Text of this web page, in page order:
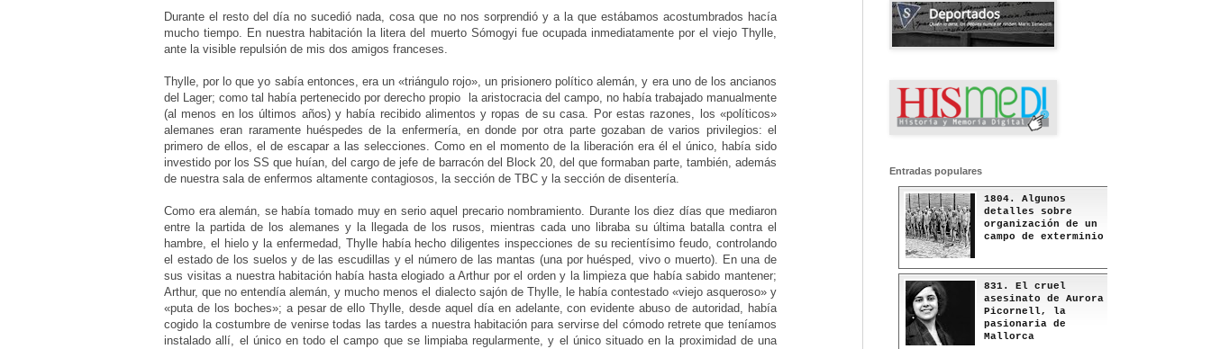
Durante el resto del día no sucedió nada, cosa que no nos sorprendió y a la que estábamos acostumbrados hacía
mucho tiempo. En nuestra habitación la litera del muerto Sómogyi fue ocupada inmediatamente por el viejo Thylle,
ante la visible repulsión de mis dos amigos franceses.
Thylle, por lo que yo sabía entonces, era un «triángulo rojo», un prisionero político alemán, y era uno de los ancianos
del Lager; como tal había pertenecido por derecho propio la aristocracia del campo, no había trabajado manualmente
(al menos en los últimos años) y había recibido alimentos y ropas de su casa. Por estas razones, los «políticos»
alemanes eran raramente huéspedes de la enfermería, en donde por otra parte gozaban de varios privilegios: el
primero de ellos, el de escapar a las selecciones. Como en el momento de la liberación era él el único, había sido
investido por los SS que huían, del cargo de jefe de barracón del Block 20, del que formaban parte, también, además
de nuestra sala de enfermos altamente contagiosos, la sección de TBC y la sección de disentería.
Como era alemán, se había tomado muy en serio aquel precario nombramiento. Durante los diez días que mediaron
entre la partida de los alemanes y la llegada de los rusos, mientras cada uno libraba su última batalla contra el
hambre, el hielo y la enfermedad, Thylle había hecho diligentes inspecciones de su recientísimo feudo, controlando
el estado de los suelos y de las escudillas y el número de las mantas (una por huésped, vivo o muerto). En una de
sus visitas a nuestra habitación había hasta elogiado a Arthur por el orden y la limpieza que había sabido mantener;
Arthur, que no entendía alemán, y mucho menos el dialecto sajón de Thylle, le había contestado «viejo asqueroso» y
«puta de los boches»; a pesar de ello Thylle, desde aquel día en adelante, con evidente abuso de autoridad, había
cogido la costumbre de venirse todas las tardes a nuestra habitación para servirse del cómodo retrete que teníamos
instalado allí, el único en todo el campo que se limpiaba regularmente, y el único situado en la proximidad de una
Entradas populares
1804. Algunos
detalles sobre
organización de un
campo de exterminio
831. El cruel
asesinato de Aurora
Picornell, la
pasionaria de
Mallorca